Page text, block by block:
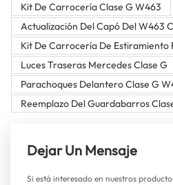
Kit De Carrocería Clase G W463
Actualización Del Capó Del W463
Kit De Carrocería De Estiramiento
Luces Traseras Mercedes Clase G
Parachoques Delantero Clase G
Reemplazo Del Guardabarros
Dejar Un Mensaje
Si está interesado en nuestros